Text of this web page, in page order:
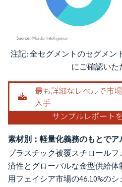
画像 © Mordor Intelligence。再利用には
注記: 全セグメントのセグメン
にご確認いた
素材別：軽量化義務のもとで
プラスチック被覆スチロール
済性とグローバルな金型供給体
用フェイシア市場の46.10%の